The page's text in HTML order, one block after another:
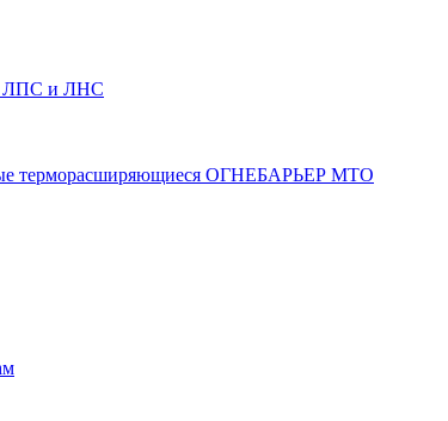
ЛПС и ЛНС
терморасширяющиеся ОГНЕБАРЬЕР МТО